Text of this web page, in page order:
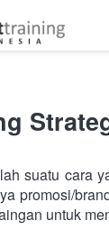
suatu cara
promosi/
untuk